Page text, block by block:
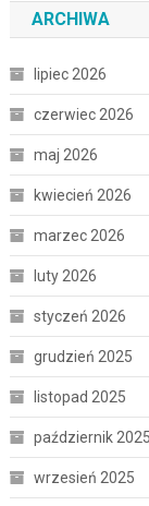
ARCHIWA
lipiec 2026
czerwiec 2026
maj 2026
kwiecień 2026
marzec 2026
luty 2026
styczeń 2026
grudzień 2025
listopad 2025
październik 2025
wrzesień 2025